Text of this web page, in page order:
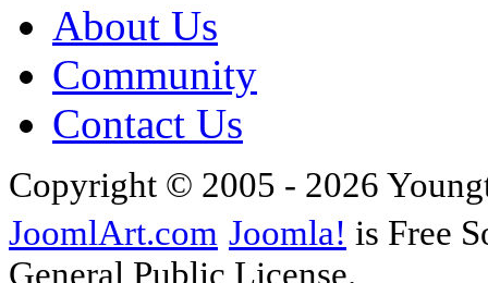
About Us
Community
Contact Us
Copyright © 2005 - 2026
JoomlArt.com Joomla! is Free
General Public License.